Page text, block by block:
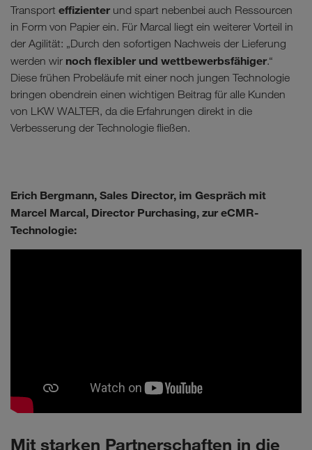
Transport effizienter und spart nebenbei auch Ressourcen
in Form von Papier ein. Für Marcal liegt ein weiterer Vorteil in
der Agilität: „Durch den sofortigen Nachweis der Lieferung
werden wir noch flexibler und wettbewerbsfähiger.“
Diese frühen Probeläufe mit einer noch jungen Technologie
bringen obendrein einen wichtigen Beitrag für alle Kunden
von LKW WALTER, da die Erfahrungen direkt in die
Verbesserung der Technologie fließen.
Erich Bergmann, Sales Director, im Gespräch mit
Marcel Marcal, Director Purchasing, zur eCMR-
Technologie:
Mit starken Partnerschaften in die